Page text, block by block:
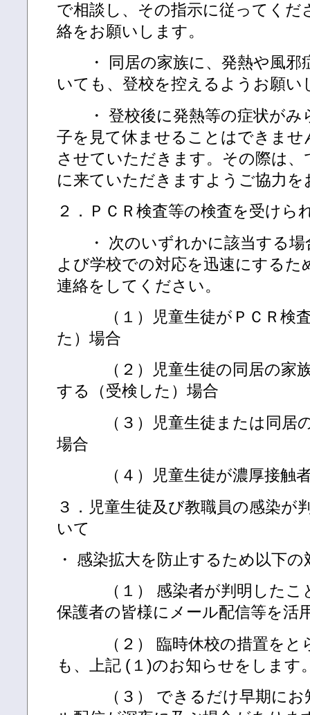
で相談し、その指示に従ってくだ
絡をお願いします。
・ 同居の家族に、発熱や風邪
いても、登校を控えるようお願い
・ 登校後に発熱等の症状がみ
子を見て休ませることはできませ
させていただきます。その際は
に来ていただきますようご協力を
２．ＰＣＲ検査等の検査を受けら
・ 次のいずれかに該当する場
よび学校での対応を迅速にする
連絡をしてください。
（１）児童生徒がＰＣＲ検査
た）場合
（２）児童生徒の同居の家族
する（受検した）場合
（３）児童生徒または同居の
場合
（４）児童生徒が濃厚接触者
３．児童生徒及び教職員の感染が
いて
・ 感染拡大を防止するため以下
（１） 感染者が判明したこ
保護者の皆様にメール配信等を活
（２） 臨時休校の措置をと
も、上記 (１)のお知らせをします
（３） できるだけ早期にお